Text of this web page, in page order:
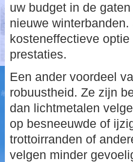
uw budget in de
nieuwe
kosteneffectieve
prestaties.
Een ander voordeel
robuustheid. Ze zijn
dan lichtmetalen
op besneeuwde of
trottoirranden of
velgen minder